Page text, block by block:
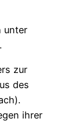
unter
zur
des
ihrer